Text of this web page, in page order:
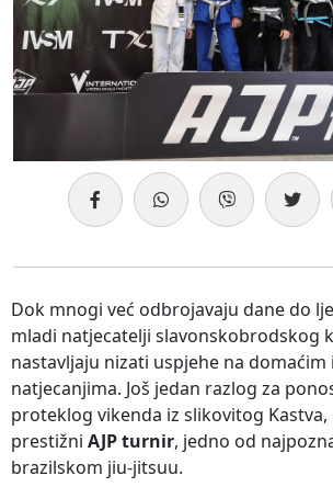
Dok mnogi već odbrojavaju dane do
mladi natjecatelji slavonskobrodskog
nastavljaju nizati uspjehe na
natjecanjima. Još jedan razlog za
proteklog vikenda iz slikovitog
prestižni AJP turnir, jedno od
brazilskom jiu-jitsuu.